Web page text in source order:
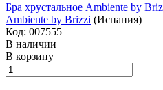
Бра хрустальное Ambiente by
Ambiente by Brizzi (Испания)
Код: 007555
В наличии
В корзину